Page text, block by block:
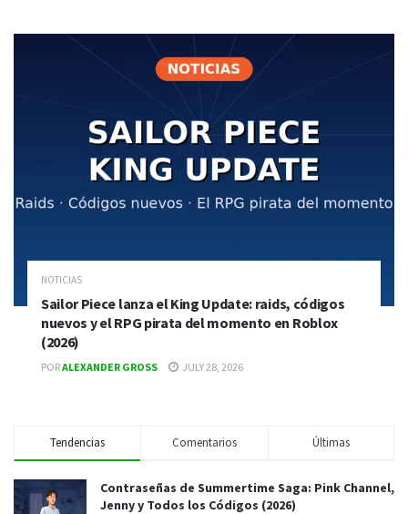
NOTICIAS
Sailor Piece lanza el King Update: raids, códigos
nuevos y el RPG pirata del momento en Roblox
(2026)
PORALEXANDER GROSS JULY 28, 2026
Tendencias Comentarios Últimas
Contraseñas de Summertime Saga: Pink Channel,
Jenny y Todos los Códigos (2026)